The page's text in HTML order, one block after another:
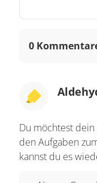
Reagenzglas
Silbernitrat
NO3^-.
Wasser. Ein
und einem
aus Gleichung
0
Du möchtest
den Aufgaben
kannst du es